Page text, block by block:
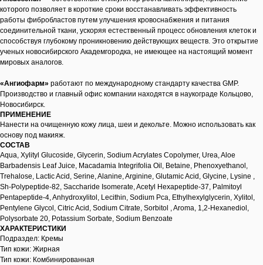
которого позволяет в короткие сроки восстанавливать эффективность
работы фибробластов путем улучшения кровоснабжения и питания
соединительной ткани, ускоряя естественный процесс обновления клеток и
способствуя глубокому проникновению действующих веществ. Это открытие
ученых новосибирского Академгородка, не имеющее на настоящий момент
мировых аналогов.
«Ангиофарм» работают по международному стандарту качества GMP.
Производство и главный офис компании находятся в наукограде Кольцово,
Новосибирск.
ПРИМЕНЕНИЕ
Нанести на очищенную кожу лица, шеи и декольте. Можно использовать как
основу под макияж.
СОСТАВ
Aqua, Xylityl Glucoside, Glycerin, Sodium Acrylates Copolymer, Urea, Aloe
Barbadensis Leaf Juice, Macadamia Integrifolia Oil, Betaine, Phenoxyethanol,
Trehalose, Lactic Acid, Serine, Alanine, Arginine, Glutamic Acid, Glycine, Lysine ,
Sh-Polypeptide-82, Saccharide Isomerate, Acetyl Hexapeptide-37, Palmitoyl
Pentapeptide-4, Anhydroxylitol, Lecithin, Sodium Pca, Ethylhexylglycerin, Xylitol,
Pentylene Glycol, Citric Acid, Sodium Citrate, Sorbitol , Aroma, 1,2-Hexanediol,
Polysorbate 20, Potassium Sorbate, Sodium Benzoate
ХАРАКТЕРИСТИКИ
Подраздел: Кремы
Тип кожи: Жирная
Тип кожи: Комбинированная